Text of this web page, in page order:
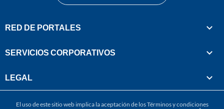
RED DE PORTALES
SERVICIOS CORPORATIVOS
LEGAL
El uso de este sitio web implica la aceptación de losTérminos y condiciones